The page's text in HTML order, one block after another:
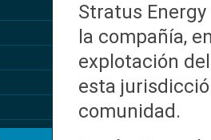
Stratus
la compañía,
explotación
esta
comunidad.